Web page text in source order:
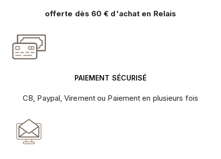
offerte dès 60 € d'achat en Relais
PAIEMENT SÉCURISÉ
CB, Paypal, Virement ou Paiement en plusieurs fois